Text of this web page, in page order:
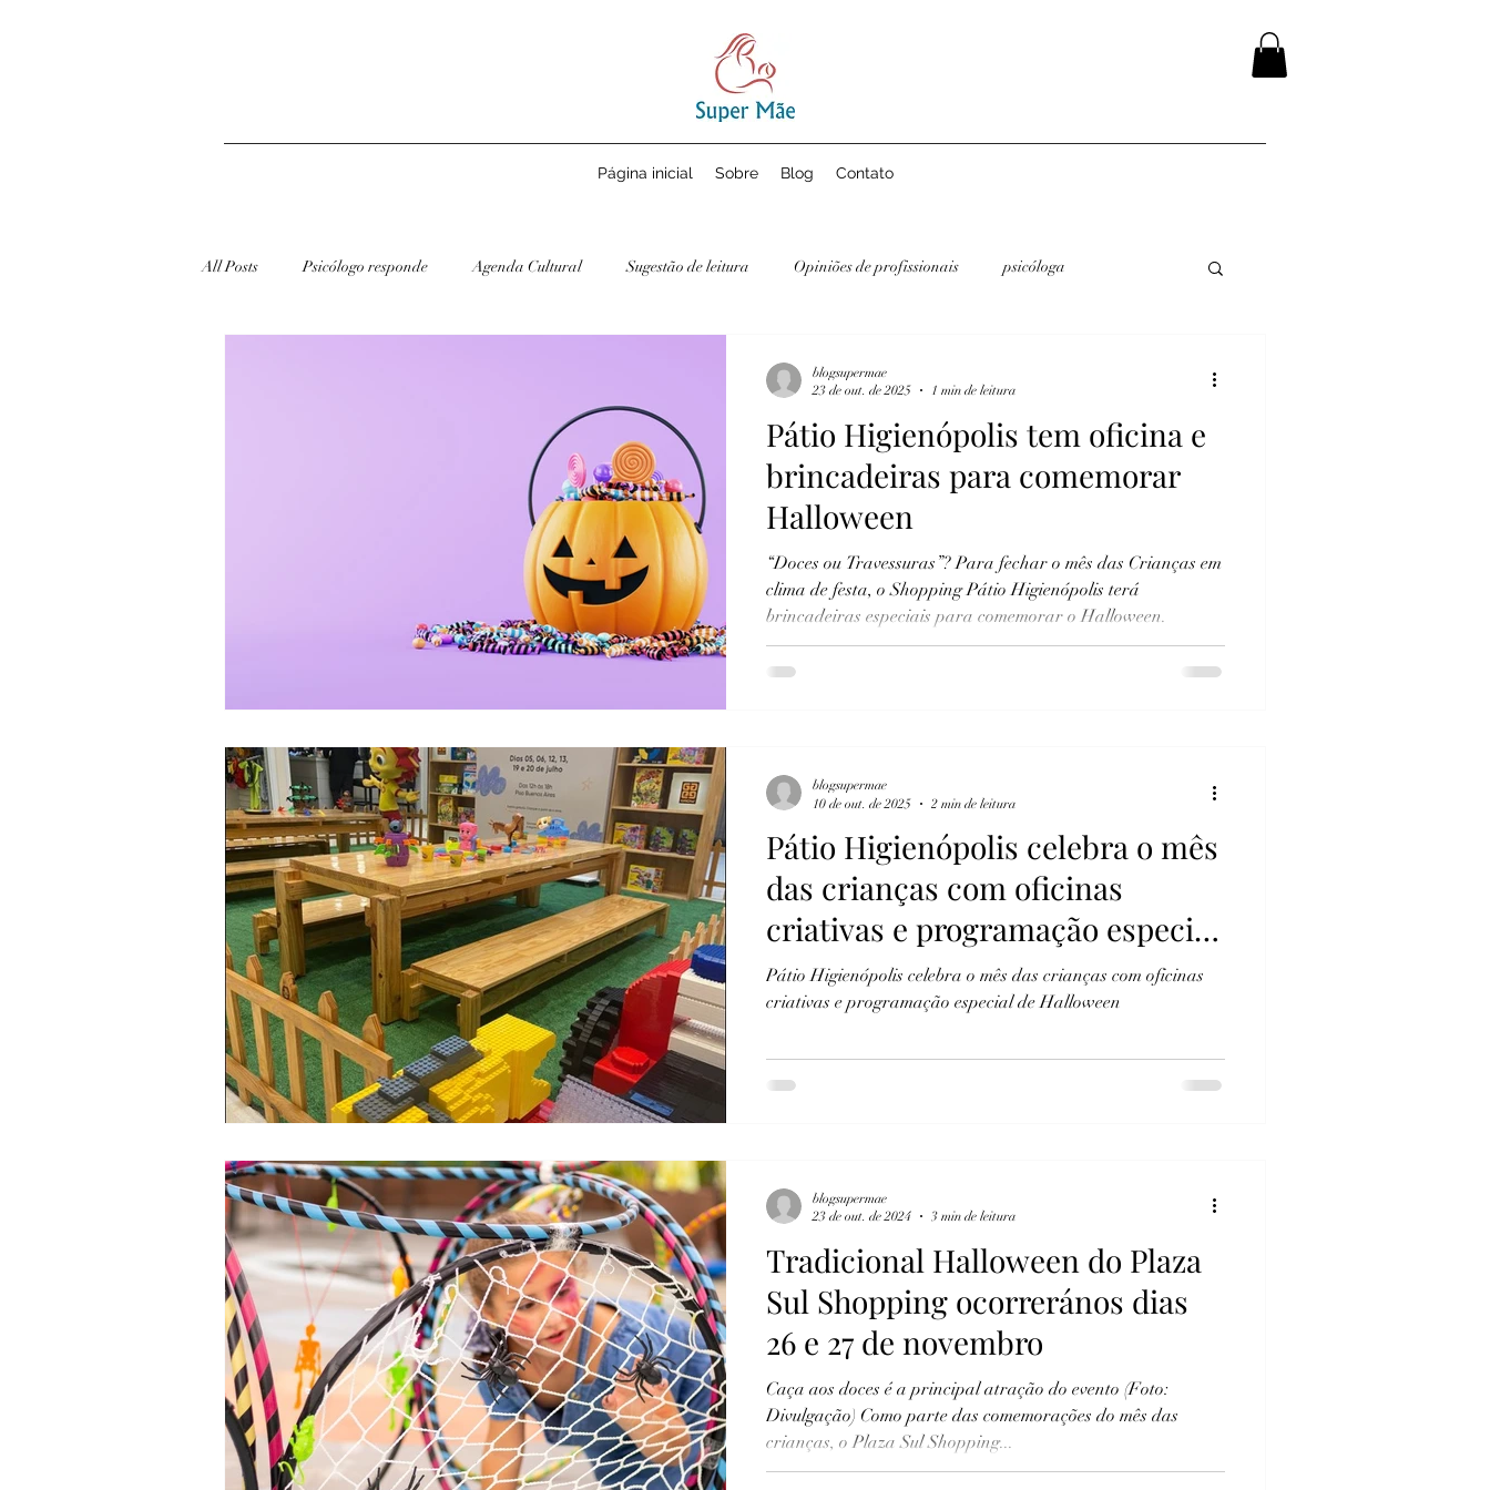
Página inicial Sobre Blog Contato
All Posts Psicólogo responde Agenda Cultural Sugestão de leitura Opiniões de profissionais psicóloga
Pátio Higienópolis tem oficina e
brincadeiras para comemorar
Halloween
“Doces ou Travessuras”? Para fechar o mês das Crianças em
clima de festa, o Shopping Pátio Higienópolis terá
brincadeiras especiais para comemorar o Halloween.
blogsupermae
23 de out. de 2025
1 min de leitura
Pátio Higienópolis celebra o mês
das crianças com oficinas
criativas e programação especial
de Halloween
Pátio Higienópolis celebra o mês das crianças com oficinas
criativas e programação especial de Halloween
blogsupermae
10 de out. de 2025
2 min de leitura
Tradicional Halloween do Plaza
Sul Shopping ocorrerános dias
26 e 27 de novembro
Caça aos doces é a principal atração do evento (Foto:
Divulgação) Como parte das comemorações do mês das
crianças, o Plaza Sul Shopping...
blogsupermae
23 de out. de 2024
3 min de leitura